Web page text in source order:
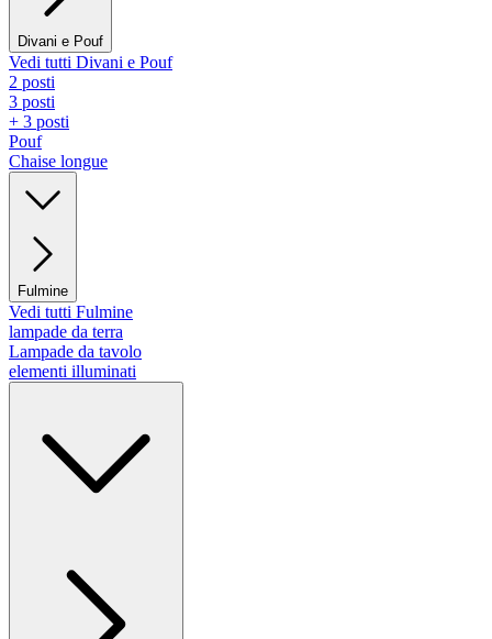
Divani e Pouf
Vedi tutti Divani e Pouf
2 posti
3 posti
+ 3 posti
Pouf
Chaise longue
Fulmine
Vedi tutti Fulmine
lampade da terra
Lampade da tavolo
elementi illuminati